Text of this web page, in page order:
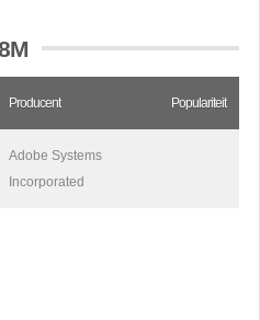
Producent Populariteit
Adobe Systems
Incorporated